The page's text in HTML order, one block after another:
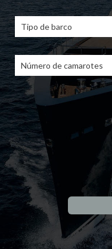
Tipo de barco
Número de camarotes